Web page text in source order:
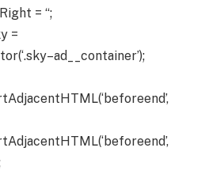
= “;
=